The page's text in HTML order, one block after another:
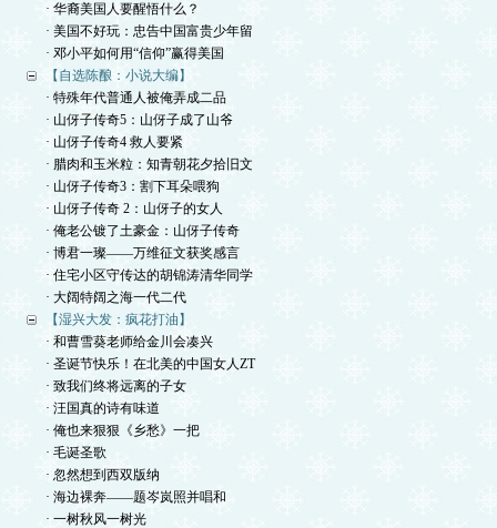
· 华裔美国人要醒悟什么？
· 美国不好玩：忠告中国富贵少年留
· 邓小平如何用“信仰”赢得美国
【自选陈酿：小说大编】
· 特殊年代普通人被俺弄成二品
· 山伢子传奇5：山伢子成了山爷
· 山伢子传奇4 救人要紧
· 腊肉和玉米粒：知青朝花夕拾旧文
· 山伢子传奇3：割下耳朵喂狗
· 山伢子传奇 2：山伢子的女人
· 俺老公镀了土豪金：山伢子传奇
· 博君一璨——万维征文获奖感言
· 住宅小区守传达的胡锦涛清华同学
· 大阔特阔之海一代二代
【湿兴大发：疯花打油】
· 和曹雪葵老师给金川会凑兴
· 圣诞节快乐！在北美的中国女人ZT
· 致我们终将远离的子女
· 汪国真的诗有味道
· 俺也来狠狠《乡愁》一把
· 毛诞圣歌
· 忽然想到西双版纳
· 海边裸奔——题岑岚照并唱和
· 一树秋风一树光